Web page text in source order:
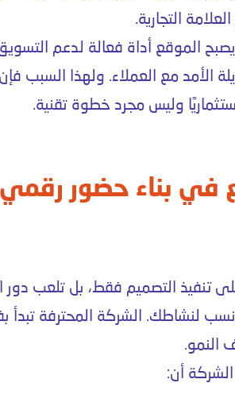
التجارية.
الموقع أداة فعالة لدعم
الأمد مع العملاء. ولهذا السبب فإن
وليس مجرد خطوة تقنية.
في بناء حضور
تنفيذ التصميم فقط، بل تلعب دور
لنشاطك. الشركة المحترفة تبدأ
النمو.
أن: